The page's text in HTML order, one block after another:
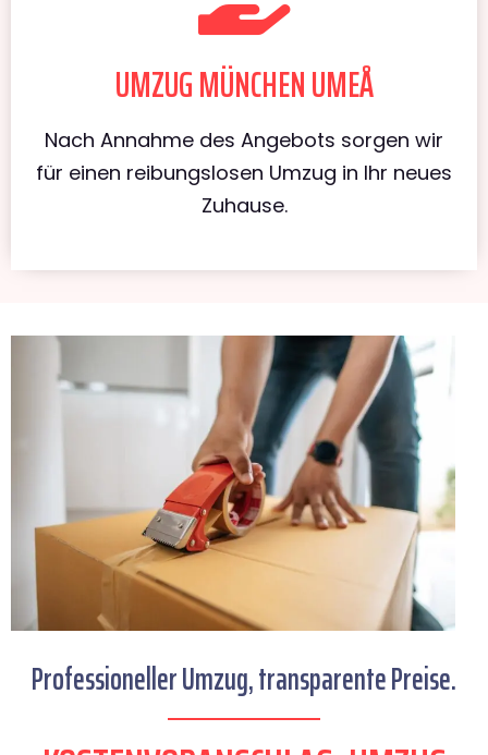
UMZUG MÜNCHEN UMEÅ
Nach Annahme des Angebots sorgen wir
für einen reibungslosen Umzug in Ihr neues
Zuhause.
Professioneller Umzug, transparente Preise.